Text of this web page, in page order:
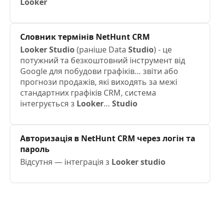
Словник термінів NetHunt CRM
LookerStudio(раніше Data Studio) - це
потужний та безкоштовний інструмент від
Google для побудови графіків… звіти або
прогнози продажів, які виходять за межі
стандартних графіків CRM, система
інтегрується з Looker… Studio
Авторизація в NetHunt CRM через логін та
пароль
Відсутня — інтеграція з Lookerstudio